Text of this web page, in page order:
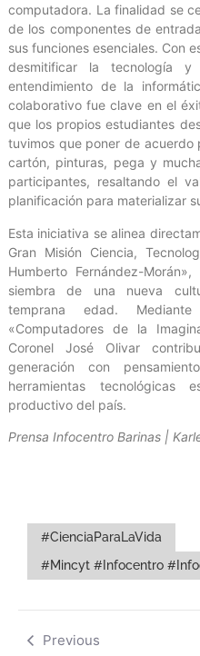
computadora. La finalidad se
de los componentes de
sus funciones esenciales. Con
desmitificar la tecnología
entendimiento de la
colaborativo fue clave en el
que los propios estudiantes
tuvimos que poner de acuerdo
cartón, pinturas, pega y
participantes, resaltando el
planificación para materializar
Esta iniciativa se alinea
Gran Misión Ciencia,
Humberto Fernández-
siembra de una nueva
temprana edad.
«Computadores de la
Coronel José Olivar
generación con
herramientas tecnológicas
productivo del país.
Prensa Infocentro Barinas |
#CienciaParaLaVida
#Mincyt #Infocentro
Previous